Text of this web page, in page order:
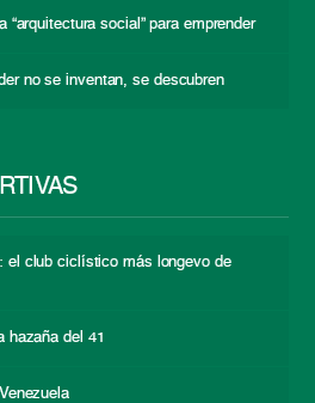
“arquitectura social” para emprender
no se inventan, se descubren
el club ciclístico más longevo de
hazaña del 41